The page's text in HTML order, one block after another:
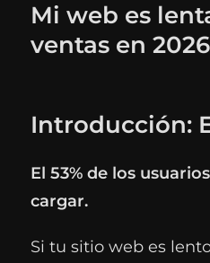
Mi web es
ventas en 2026
Introducción:
El 53% de los
cargar.
Si tu sitio web es